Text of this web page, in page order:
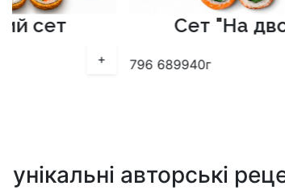
Сет "На двох"
940г
авторські